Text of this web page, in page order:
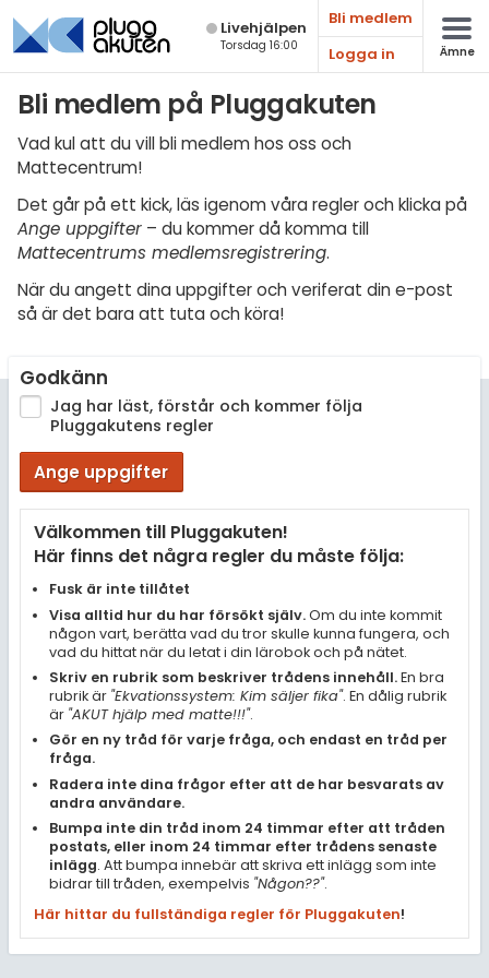
Live­hjälpen
Torsdag 16:00
Bli medlem
Logga in
Ämne
Bli medlem på Pluggakuten
Vad kul att du vill bli medlem hos oss och
Mattecentrum!
Det går på ett kick, läs igenom våra regler och klicka på
Ange uppgifter – du kommer då komma till
Mattecentrums medlemsregistrering.
När du angett dina uppgifter och veriferat din e-post
så är det bara att tuta och köra!
Godkänn
Jag har läst, förstår och kommer följa
Pluggakutens regler
Ange uppgifter
Välkommen till Pluggakuten!
Här finns det några regler du måste följa:
Fusk är inte tillåtet
Visa alltid hur du har försökt själv.Om du inte kommit
någon vart, berätta vad du tror skulle kunna fungera, och
vad du hittat när du letat i din lärobok och på nätet.
Skriv en rubrik som beskriver trådens innehåll.En bra
rubrik är "Ekvationssystem: Kim säljer fika". En dålig rubrik
är "AKUT hjälp med matte!!!".
Gör en ny tråd för varje fråga, och endast en tråd per
fråga.
Radera inte dina frågor efter att de har besvarats av
andra användare.
Bumpa inte din tråd inom 24 timmar efter att tråden
postats, eller inom 24 timmar efter trådens senaste
inlägg. Att bumpa innebär att skriva ett inlägg som inte
bidrar till tråden, exempelvis "Någon??".
Här hittar du fullständiga regler för Pluggakuten!
Matematik
Fysik
Biologi
Teknik & Bygg
Programmering
Engelska
Ekonomi
Övriga diskussioner
Livehjälpen
Regler
För lärare
4 inloggade
Om Pluggakuten